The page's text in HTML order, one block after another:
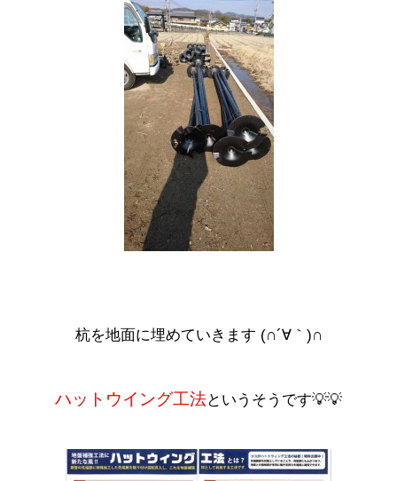
杭を地面に埋めていきます (∩´∀｀)∩
ハットウイング工法というそうです💡💡